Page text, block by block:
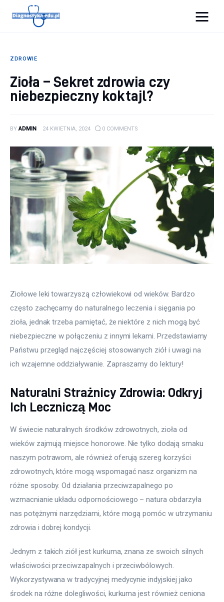
Diagnostyka.edu.pl
Profilaktyka
ZDROWIE
Zioła – Sekret zdrowia czy
niebezpieczny koktajl?
BY ADMIN 24 KWIETNIA, 2024 0 COMMENTS
Ziołowe leki towarzyszą człowiekowi od wieków. Bardzo
często zachęcamy do naturalnego leczenia i sięgania po
zioła, jednak trzeba pamiętać, że niektóre z nich mogą być
niebezpieczne w połączeniu z innymi lekami. Przedstawiamy
Państwu przegląd najczęściej stosowanych ziół i uwagi na
ich wzajemne oddziaływanie. Zapraszamy do lektury!
Naturalni Strażnicy Zdrowia: Odkryj
Ich Leczniczą Moc
W świecie naturalnych środków zdrowotnych, zioła od
wieków zajmują miejsce honorowe. Nie tylko dodają smaku
naszym potrawom, ale również oferują szereg korzyści
zdrowotnych, które mogą wspomagać nasz organizm na
różne sposoby. Od działania przeciwzapalnego po
wzmacnianie układu odpornościowego – natura obdarzyła
nas potężnymi narzędziami, które mogą pomóc w utrzymaniu
zdrowia i dobrej kondycji.
Jednym z takich ziół jest kurkuma, znana ze swoich silnych
właściwości przeciwzapalnych i przeciwbólowych.
Wykorzystywana w tradycyjnej medycynie indyjskiej jako
środek na różne dolegliwości, kurkuma jest również ceniona